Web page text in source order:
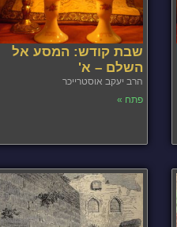
שבת קודש: המסע אל
השלם – א'
הרב יעקב אוסטרייכר
פתח »